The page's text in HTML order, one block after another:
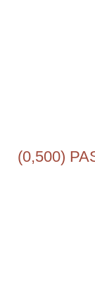
(0,500)